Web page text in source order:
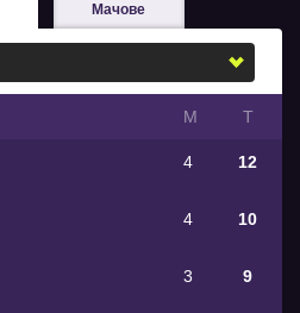
Мачове
М Т
4 12
4 10
3 9